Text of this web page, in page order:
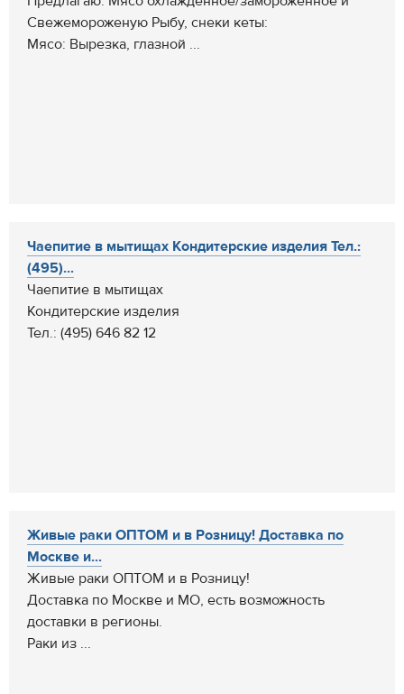
Свежемороженую Рыбу, снеки кеты:
Мясо: Вырезка, глазной ...
Чаепитие в мытищах Кондитерские изделия Тел.:
(495)...
Чаепитие в мытищах
Кондитерские изделия
Тел.: (495) 646 82 12
Живые раки ОПТОМ и в Розницу! Доставка по
Москве и...
Живые раки ОПТОМ и в Розницу!
Доставка по Москве и МО, есть возможность
доставки в регионы.
Раки из ...